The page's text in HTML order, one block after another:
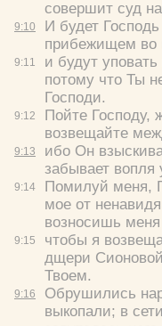
9:10
9:11
9:12
9:13
9:14
9:15
9:16
совершит суд
И будет
прибежищем во
и будут
потому что Ты
Господи.
Пойте Господу,
возвещайте
ибо Он
забывает вопля
Помилуй меня,
мое от
возносишь
чтобы я
дщери
Твоем.
Обрушились
выкопали; в